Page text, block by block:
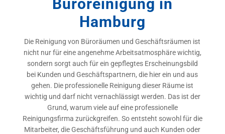
Büroreinigung in
Hamburg
Die Reinigung von Büroräumen und Geschäftsräumen ist
nicht nur für eine angenehme Arbeitsatmosphäre wichtig,
sondern sorgt auch für ein gepflegtes Erscheinungsbild
bei Kunden und Geschäftspartnern, die hier ein und aus
gehen. Die professionelle Reinigung dieser Räume ist
wichtig und darf nicht vernachlässigt werden. Das ist der
Grund, warum viele auf eine professionelle
Reinigungsfirma zurückgreifen. So entsteht sowohl für die
Mitarbeiter, die Geschäftsführung und auch Kunden oder